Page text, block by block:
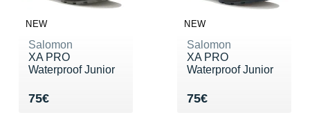
NEW
Salomon
XA PRO
Waterproof Junior
75€
Vendu 75€
NEW
Salomon
XA PRO
Waterproof Junior
75€
Vendu 75€